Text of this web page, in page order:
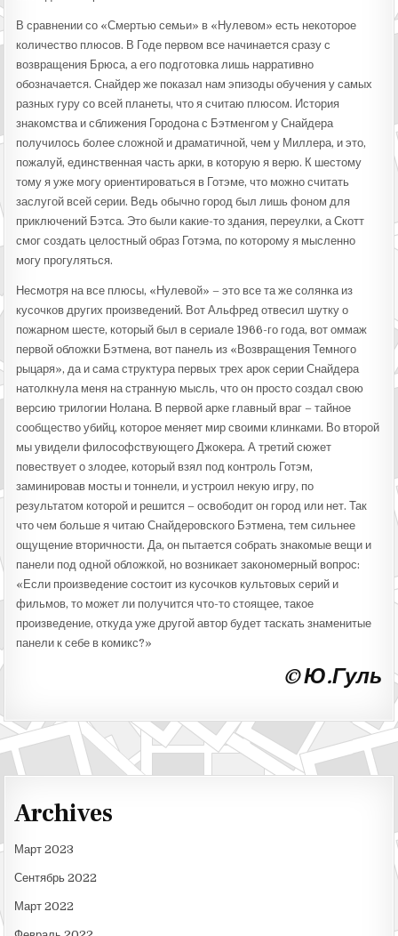
В сравнении со «Смертью семьи» в «Нулевом» есть некоторое
количество плюсов. В Годе первом все начинается сразу с
возвращения Брюса, а его подготовка лишь нарративно
обозначается. Снайдер же показал нам эпизоды обучения у самых
разных гуру со всей планеты, что я считаю плюсом. История
знакомства и сближения Городона с Бэтменгом у Снайдера
получилось более сложной и драматичной, чем у Миллера, и это,
пожалуй, единственная часть арки, в которую я верю. К шестому
тому я уже могу ориентироваться в Готэме, что можно считать
заслугой всей серии. Ведь обычно город был лишь фоном для
приключений Бэтса. Это были какие-то здания, переулки, а Скотт
смог создать целостный образ Готэма, по которому я мысленно
могу прогуляться.
Несмотря на все плюсы, «Нулевой» – это все та же солянка из
кусочков других произведений. Вот Альфред отвесил шутку о
пожарном шесте, который был в сериале 1966-го года, вот оммаж
первой обложки Бэтмена, вот панель из «Возвращения Темного
рыцаря», да и сама структура первых трех арок серии Снайдера
натолкнула меня на странную мысль, что он просто создал свою
версию трилогии Нолана. В первой арке главный враг – тайное
сообщество убийц, которое меняет мир своими клинками. Во второй
мы увидели философствующего Джокера. А третий сюжет
повествует о злодее, который взял под контроль Готэм,
заминировав мосты и тоннели, и устроил некую игру, по
результатом которой и решится – освободит он город или нет. Так
что чем больше я читаю Снайдеровского Бэтмена, тем сильнее
ощущение вторичности. Да, он пытается собрать знакомые вещи и
панели под одной обложкой, но возникает закономерный вопрос:
«Если произведение состоит из кусочков культовых серий и
фильмов, то может ли получится что-то стоящее, такое
произведение, откуда уже другой автор будет таскать знаменитые
панели к себе в комикс?»
© Ю.Гуль
Archives
Март 2023
Сентябрь 2022
Март 2022